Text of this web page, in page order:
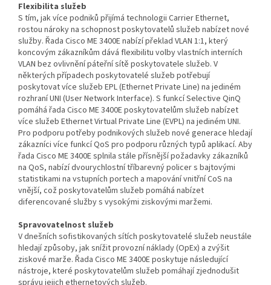
Flexibilita služeb
S tím, jak více podniků přijímá technologii Carrier Ethernet,
rostou nároky na schopnost poskytovatelů služeb nabízet nové
služby. Řada Cisco ME 3400E nabízí překlad VLAN 1:1, který
koncovým zákazníkům dává flexibilitu volby vlastních interních
VLAN bez ovlivnění páteřní sítě poskytovatele služeb. V
některých případech poskytovatelé služeb potřebují
poskytovat více služeb EPL (Ethernet Private Line) na jediném
rozhraní UNI (User Network Interface). S funkcí Selective QinQ
pomáhá řada Cisco ME 3400E poskytovatelům služeb nabízet
více služeb Ethernet Virtual Private Line (EVPL) na jediném UNI.
Pro podporu potřeby podnikových služeb nové generace hledají
zákazníci více funkcí QoS pro podporu různých typů aplikací. Aby
řada Cisco ME 3400E splnila stále přísnější požadavky zákazníků
na QoS, nabízí dvourychlostní tříbarevný policer s bajtovými
statistikami na vstupních portech a mapování vnitřní CoS na
vnější, což poskytovatelům služeb pomáhá nabízet
diferencované služby s vysokými ziskovými maržemi.
Spravovatelnost služeb
V dnešních sofistikovaných sítích poskytovatelé služeb neustále
hledají způsoby, jak snížit provozní náklady (OpEx) a zvýšit
ziskové marže. Řada Cisco ME 3400E poskytuje následující
nástroje, které poskytovatelům služeb pomáhají zjednodušit